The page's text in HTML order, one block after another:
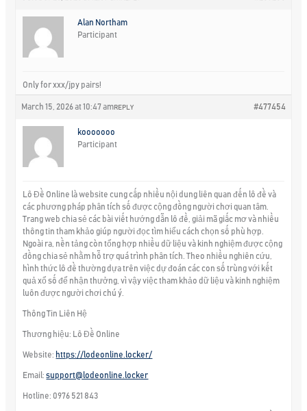
Alan Northam
Participant
Only for xxx/jpy pairs!
March 15, 2026 at 10:47 am #477454
REPLY
kooooooo
Participant
Lô Đề Online là website cung cấp nhiều nội dung liên quan đến lô đề và
các phương pháp phân tích số được cộng đồng người chơi quan tâm.
Trang web chia sẻ các bài viết hướng dẫn lô đề, giải mã giấc mơ và nhiều
thông tin tham khảo giúp người đọc tìm hiểu cách chọn số phù hợp.
Ngoài ra, nền tảng còn tổng hợp nhiều dữ liệu và kinh nghiệm được cộng
đồng chia sẻ nhằm hỗ trợ quá trình phân tích. Theo nhiều nghiên cứu,
hình thức lô đề thường dựa trên việc dự đoán các con số trùng với kết
quả xổ số để nhận thưởng, vì vậy việc tham khảo dữ liệu và kinh nghiệm
luôn được người chơi chú ý.
Thông Tin Liên Hệ
Thương hiệu: Lô Đề Online
Website: https://lodeonline.locker/
Email:support@lodeonline.locker
Hotline: 0976 521 843